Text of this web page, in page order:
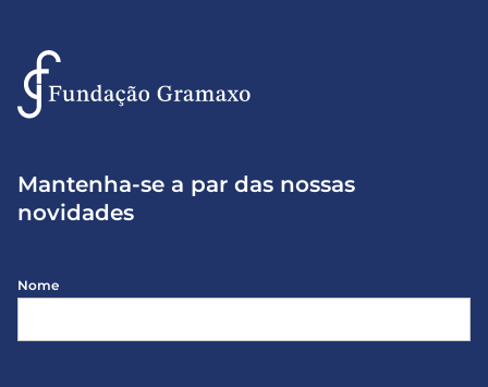
Mantenha-se a par das nossas
novidades
Nome